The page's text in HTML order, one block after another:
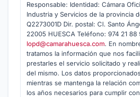
Responsable: Identidad: Cámara
Industria y Servicios de la provincia
Q2273001D Dir. postal: Cl. Santo
22005 HUESCA Teléfono: 974 21
lopd@camarahuesca.com. En
tratamos la información que nos
prestarles el servicio solicitado y
del mismo. Los datos
mientras se mantenga la relación
los años necesarios para cumplir